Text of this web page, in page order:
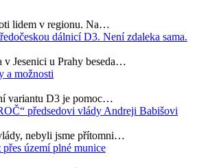
lidem v regionu. Na…
dálnicí D3. Není zdaleka sama.
v Jesenici u Prahy beseda…
a možnosti
variantu D3 je pomoc…
předsedovi vlády Andreji Babišovi
nebyli jsme přítomni…
území plné munice